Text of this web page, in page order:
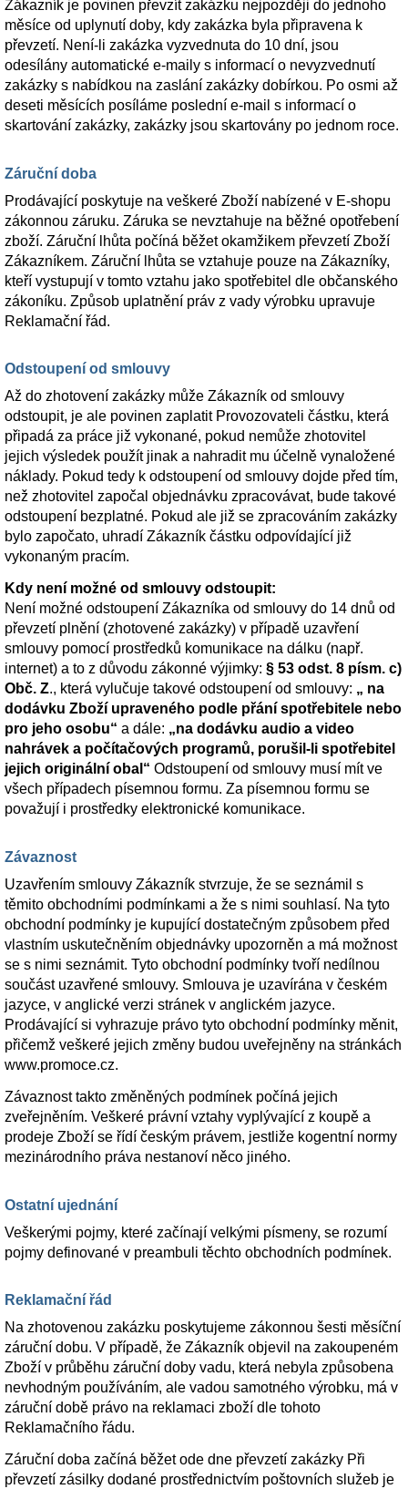
Zákazník je povinen převzít zakázku nejpozději do jednoho
měsíce od uplynutí doby, kdy zakázka byla připravena k
převzetí. Není-li zakázka vyzvednuta do 10 dní, jsou
odesílány automatické e-maily s informací o nevyzvednutí
zakázky s nabídkou na zaslání zakázky dobírkou. Po osmi až
deseti měsících posíláme poslední e-mail s informací o
skartování zakázky, zakázky jsou skartovány po jednom roce.
Záruční doba
Prodávající poskytuje na veškeré Zboží nabízené v E-shopu
zákonnou záruku. Záruka se nevztahuje na běžné opotřebení
zboží. Záruční lhůta počíná běžet okamžikem převzetí Zboží
Zákazníkem. Záruční lhůta se vztahuje pouze na Zákazníky,
kteří vystupují v tomto vztahu jako spotřebitel dle občanského
zákoníku. Způsob uplatnění práv z vady výrobku upravuje
Reklamační řád.
Odstoupení od smlouvy
Až do zhotovení zakázky může Zákazník od smlouvy
odstoupit, je ale povinen zaplatit Provozovateli částku, která
připadá za práce již vykonané, pokud nemůže zhotovitel
jejich výsledek použít jinak a nahradit mu účelně vynaložené
náklady. Pokud tedy k odstoupení od smlouvy dojde před tím,
než zhotovitel započal objednávku zpracovávat, bude takové
odstoupení bezplatné. Pokud ale již se zpracováním zakázky
bylo započato, uhradí Zákazník částku odpovídající již
vykonaným pracím.
Kdy není možné od smlouvy odstoupit:
Není možné odstoupení Zákazníka od smlouvy do 14 dnů od
převzetí plnění (zhotovené zakázky) v případě uzavření
smlouvy pomocí prostředků komunikace na dálku (např.
internet) a to z důvodu zákonné výjimky: § 53 odst. 8 písm. c)
Obč. Z., která vylučuje takové odstoupení od smlouvy: „ na
dodávku Zboží upraveného podle přání spotřebitele nebo
pro jeho osobu“ a dále: „na dodávku audio a video
nahrávek a počítačových programů, porušil-li spotřebitel
jejich originální obal“ Odstoupení od smlouvy musí mít ve
všech případech písemnou formu. Za písemnou formu se
považují i prostředky elektronické komunikace.
Závaznost
Uzavřením smlouvy Zákazník stvrzuje, že se seznámil s
těmito obchodními podmínkami a že s nimi souhlasí. Na tyto
obchodní podmínky je kupující dostatečným způsobem před
vlastním uskutečněním objednávky upozorněn a má možnost
se s nimi seznámit. Tyto obchodní podmínky tvoří nedílnou
součást uzavřené smlouvy. Smlouva je uzavírána v českém
jazyce, v anglické verzi stránek v anglickém jazyce.
Prodávající si vyhrazuje právo tyto obchodní podmínky měnit,
přičemž veškeré jejich změny budou uveřejněny na stránkách
www.promoce.cz.
Závaznost takto změněných podmínek počíná jejich
zveřejněním. Veškeré právní vztahy vyplývající z koupě a
prodeje Zboží se řídí českým právem, jestliže kogentní normy
mezinárodního práva nestanoví něco jiného.
Ostatní ujednání
Veškerými pojmy, které začínají velkými písmeny, se rozumí
pojmy definované v preambuli těchto obchodních podmínek.
Reklamační řád
Na zhotovenou zakázku poskytujeme zákonnou šesti měsíční
záruční dobu. V případě, že Zákazník objevil na zakoupeném
Zboží v průběhu záruční doby vadu, která nebyla způsobena
nevhodným používáním, ale vadou samotného výrobku, má v
záruční době právo na reklamaci zboží dle tohoto
Reklamačního řádu.
Záruční doba začíná běžet ode dne převzetí zakázky Při
převzetí zásilky dodané prostřednictvím poštovních služeb je